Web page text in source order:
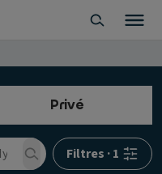
Privé
Filtres ·1